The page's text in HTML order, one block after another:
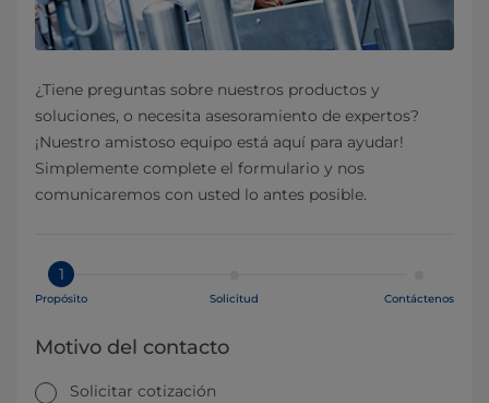
¿Tiene preguntas sobre nuestros productos y
soluciones, o necesita asesoramiento de expertos?
¡Nuestro amistoso equipo está aquí para ayudar!
Simplemente complete el formulario y nos
comunicaremos con usted lo antes posible.
1
Propósito Solicitud Contáctenos
Motivo del contacto
Solicitar cotización